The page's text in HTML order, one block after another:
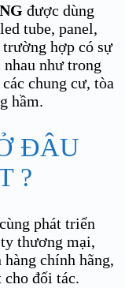
được dùng
tube, panel,
hợp có sự
như trong
chung cư, tòa
hầm.
ĐÂU
?
phát triển
thương mại,
chính hãng,
đối tác.